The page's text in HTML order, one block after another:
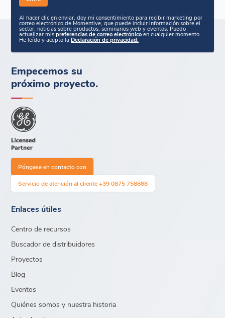
Al hacer clic en enviar, doy mi consentimiento para recibir marketing por
correo electrónico de Momentive, que puede incluir información sobre el
sector, noticias sobre productos, seminarios web y eventos. Puedo
actualizar mispreferencias de correo electrónico en cualquier momento.
He leído y acepto laDeclaración de privacidad.
Empecemos su
próximo proyecto.
Póngase en contacto con
Servicio de atención al cliente +39 0875 758888
Enlaces útiles
Centro de recursos
Buscador de distribuidores
Proyectos
Blog
Eventos
Quiénes somos y nuestra historia